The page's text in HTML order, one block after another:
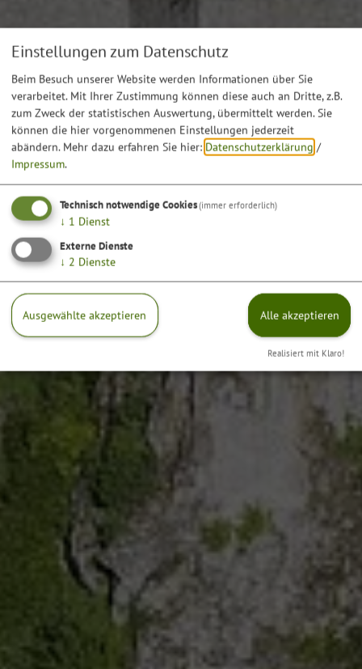
Einstellungen zum Datenschutz
Beim Besuch unserer Website werden Informationen über Sie
verarbeitet. Mit Ihrer Zustimmung können diese auch an Dritte, z.B.
zum Zweck der statistischen Auswertung, übermittelt werden. Sie
können die hier vorgenommenen Einstellungen jederzeit
abändern. Mehr dazu erfahren Sie hier: Datenschutzerklärung /
Impressum.
Technisch notwendige Cookies(immer erforderlich)
↓ 1 Dienst
Externe Dienste
↓ 2 Dienste
Ausgewählte akzeptieren Alle akzeptieren
Realisiert mit Klaro!